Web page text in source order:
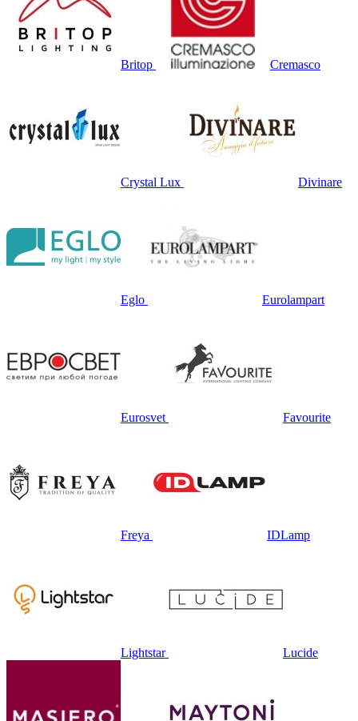
Britop Cremasco
Crystal Lux Divinare
Eglo Eurolampart
Eurosvet Favourite
Freya IDLamp
Lightstar Lucide